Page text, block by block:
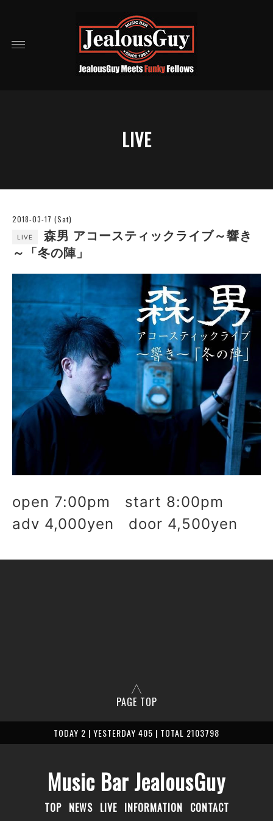
LIVE
2018-03-17 (Sat)
LIVE
森男 アコースティックライブ～響き
～「冬の陣」
open 7:00pm start 8:00pm
adv 4,000yen door 4,500yen
PAGE TOP
TODAY 2 | YESTERDAY 405 | TOTAL 2103798
Music Bar JealousGuy
TOP NEWS LIVE INFORMATION CONTACT